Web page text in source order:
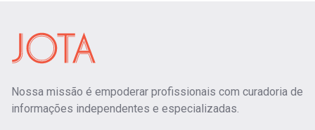
Nossa missão é empoderar profissionais com curadoria de
informações independentes e especializadas.